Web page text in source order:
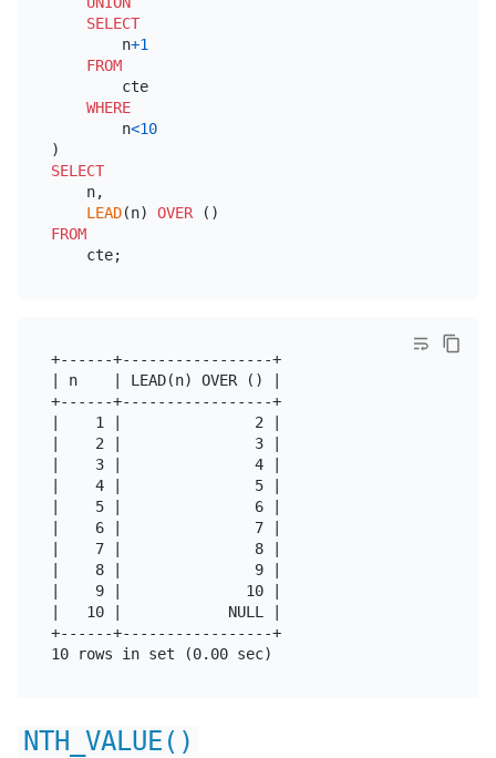
SELECT
        n
+1
FROM
        cte
WHERE
        n
<10
SELECT
    n,
LEAD(n) OVER
FROM
+------+-----------------+
| n    | LEAD(n) OVER () |
+------+-----------------+
|    1 |               2 |
|    2 |               3 |
|    3 |               4 |
|    4 |               5 |
|    5 |               6 |
|    6 |               7 |
|    7 |               8 |
|    8 |               9 |
|    9 |              10 |
|   10 |            NULL |
+------+-----------------+
NTH_VALUE()